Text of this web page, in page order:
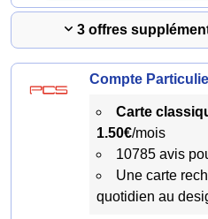
3 offres
Compte
Carte
1.50€/mois
10785 avis
Une carte
quotidien au